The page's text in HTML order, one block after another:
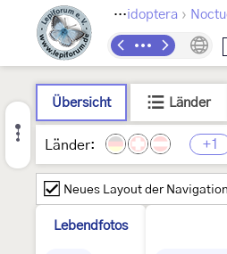
Lepidoptera ›
Übersicht Länder
Länder: +1
Neues Layout der
Lebendfotos